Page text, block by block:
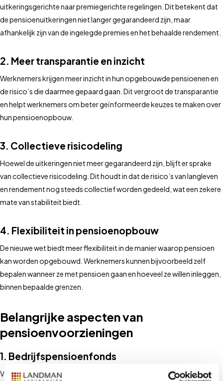
uitkeringsgerichte naar premiegerichte regelingen. Dit betekent dat
de pensioenuitkeringen niet langer gegarandeerd zijn, maar
afhankelijk zijn van de ingelegde premies en het behaalde rendement.
2. Meer transparantie en inzicht
Werknemers krijgen meer inzicht in hun opgebouwde pensioenen en
de risico’s die daarmee gepaard gaan. Dit vergroot de transparantie
en helpt werknemers om beter geïnformeerde keuzes te maken over
hun pensioenopbouw.
3. Collectieve risicodeling
Hoewel de uitkeringen niet meer gegarandeerd zijn, blijft er sprake
van collectieve risicodeling. Dit houdt in dat de risico’s van langleven
en rendement nog steeds collectief worden gedeeld, wat een zekere
mate van stabiliteit biedt.
4. Flexibiliteit in pensioenopbouw
De nieuwe wet biedt meer flexibiliteit in de manier waarop pensioen
kan worden opgebouwd. Werknemers kunnen bijvoorbeeld zelf
bepalen wanneer ze met pensioen gaan en hoeveel ze willen inleggen,
binnen bepaalde grenzen.
Belangrijke aspecten van
pensioenvoorzieningen
1. Bedrijfspensioenfonds
Veel bedrijven maken gebruik van een bedrijfspensioenfonds, dat